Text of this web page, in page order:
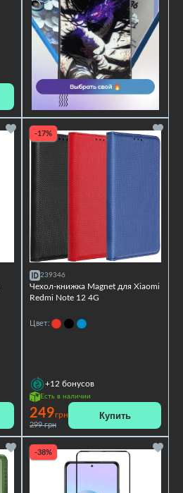
-17%
239346
Чехол-книжка Magnet для Xiaomi
Redmi Note 12 4G
Цвет:
+12 бонусов
Есть в наличии
249грн
299 грн
Купить
-38%